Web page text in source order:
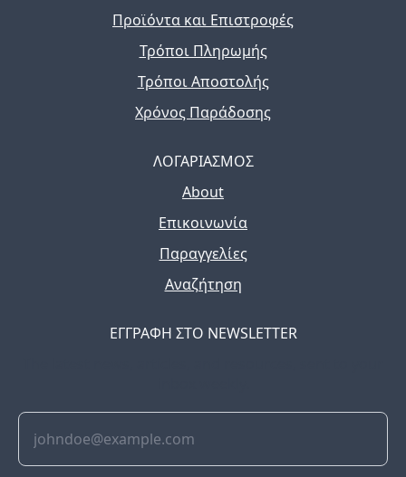
Προϊόντα και Επιστροφές
Τρόποι Πληρωμής
Τρόποι Αποστολής
Χρόνος Παράδοσης
ΛΟΓΑΡΙΑΣΜΟΣ
About
Επικοινωνία
Παραγγελίες
Αναζήτηση
ΕΓΓΡΑΦΗ ΣΤΟ NEWSLETTER